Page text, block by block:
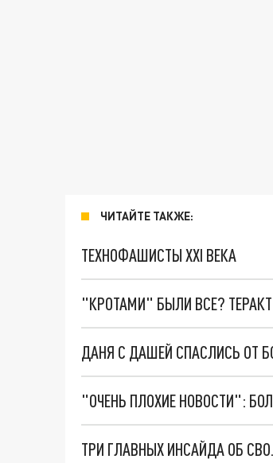
ЧИТАЙТЕ ТАКЖЕ:
ТЕХНОФАШИСТЫ XXI ВЕКА
"КРОТАМИ" БЫЛИ ВСЕ?
ДАНЯ С ДАШЕЙ СПАСЛИСЬ ОТ